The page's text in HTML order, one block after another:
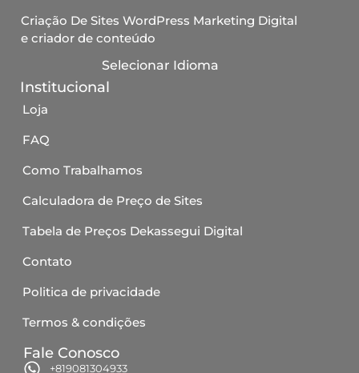
Criação De Sites WordPress Marketing Digital
e criador de conteúdo
Selecionar Idioma
Institucional
Loja
FAQ
Como Trabalhamos
Calculadora de Preço de Sites
Tabela de Preços Dekassegui Digital
Contato
Politica de privacidade
Termos & condições
Fale Conosco
+819081304933